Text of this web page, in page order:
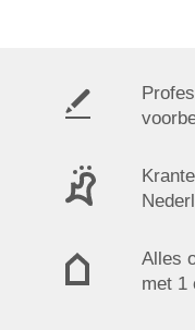
Alles
met 1